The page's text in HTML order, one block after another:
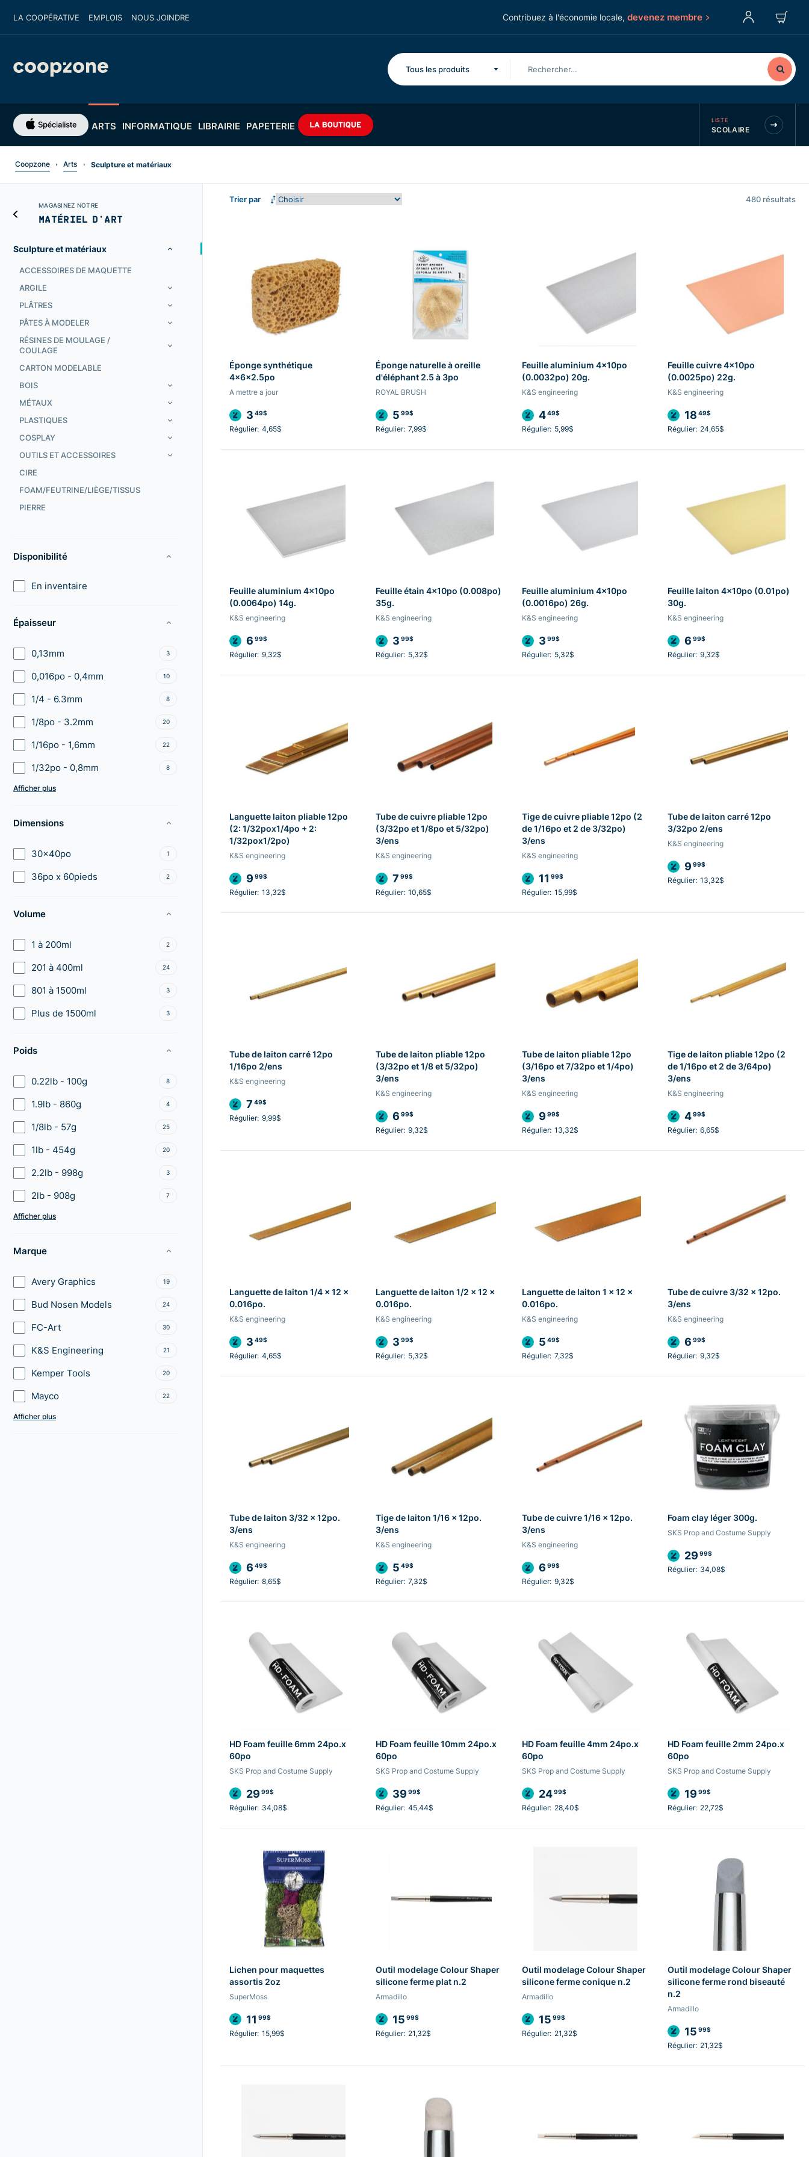
LA COOPÉRATIVE EMPLOIS NOUS JOINDRE Contribuez à l'économie locale, devenez membre
Tous les produits
ARTS INFORMATIQUE LIBRAIRIE PAPETERIE LISTE
SCOLAIRE
Coopzone Arts Sculpture et matériaux
MAGASINEZ NOTRE
MATÉRIEL D'ART
Sculpture et matériaux
ACCESSOIRES DE MAQUETTE
ARGILE
PLÂTRES
PÂTES À MODELER
RÉSINES DE MOULAGE /
COULAGE
CARTON MODELABLE
BOIS
MÉTAUX
PLASTIQUES
COSPLAY
OUTILS ET ACCESSOIRES
CIRE
FOAM/FEUTRINE/LIÈGE/TISSUS
PIERRE
Disponibilité
En inventaire
Épaisseur
0,13mm 3
0,016po - 0,4mm 10
1/4 - 6.3mm 8
1/8po - 3.2mm 20
1/16po - 1,6mm 22
1/32po - 0,8mm 8
Afficher plus
Dimensions
30x40po 1
36po x 60pieds 2
Volume
1 à 200ml 2
201 à 400ml 24
801 à 1500ml 3
Plus de 1500ml 3
Poids
0.22lb - 100g 8
1.9lb - 860g 4
1/8lb - 57g 25
1lb - 454g 20
2.2lb - 998g 3
2lb - 908g 7
Afficher plus
Marque
Avery Graphics 19
Bud Nosen Models 24
FC-Art 30
K&S Engineering 21
Kemper Tools 20
Mayco 22
Afficher plus
Trier par 480 résultats
Éponge synthétique
4x6x2.5po
A mettre a jour
3 49$
Régulier: 4,65$
Éponge naturelle à oreille
d'éléphant 2.5 à 3po
ROYAL BRUSH
5 99$
Régulier: 7,99$
Feuille aluminium 4x10po
(0.0032po) 20g.
K&S engineering
449$
Régulier: 5,99$
Feuille cuivre 4x10po
(0.0025po) 22g.
K&S engineering
18 49$
Régulier: 24,65$
Feuille aluminium 4x10po
(0.0064po) 14g.
K&S engineering
6 99$
Régulier: 9,32$
Feuille étain 4x10po (0.008po)
35g.
K&S engineering
3 99$
Régulier: 5,32$
Feuille aluminium 4x10po
(0.0016po) 26g.
K&S engineering
3 99$
Régulier: 5,32$
Feuille laiton 4x10po (0.01po)
30g.
K&S engineering
6 99$
Régulier: 9,32$
Languette laiton pliable 12po
(2: 1/32pox1/4po + 2:
1/32pox1/2po)
K&S engineering
9 99$
Régulier: 13,32$
Tube de cuivre pliable 12po
(3/32po et 1/8po et 5/32po)
3/ens
K&S engineering
7 99$
Régulier: 10,65$
Tige de cuivre pliable 12po (2
de 1/16po et 2 de 3/32po)
3/ens
K&S engineering
11 99$
Régulier: 15,99$
Tube de laiton carré 12po
3/32po 2/ens
K&S engineering
9 99$
Régulier: 13,32$
Tube de laiton carré 12po
1/16po 2/ens
K&S engineering
7 49$
Régulier: 9,99$
Tube de laiton pliable 12po
(3/32po et 1/8 et 5/32po)
3/ens
K&S engineering
6 99$
Régulier: 9,32$
Tube de laiton pliable 12po
(3/16po et 7/32po et 1/4po)
3/ens
K&S engineering
9 99$
Régulier: 13,32$
Tige de laiton pliable 12po (2
de 1/16po et 2 de 3/64po)
3/ens
K&S engineering
499$
Régulier: 6,65$
Languette de laiton 1/4 x 12 x
0.016po.
K&S engineering
3 49$
Régulier: 4,65$
Languette de laiton 1/2 x 12 x
0.016po.
K&S engineering
3 99$
Régulier: 5,32$
Languette de laiton 1 x 12 x
0.016po.
K&S engineering
5 49$
Régulier: 7,32$
Tube de cuivre 3/32 x 12po.
3/ens
K&S engineering
6 99$
Régulier: 9,32$
Tube de laiton 3/32 x 12po.
3/ens
K&S engineering
6 49$
Régulier: 8,65$
Tige de laiton 1/16 x 12po.
3/ens
K&S engineering
5 49$
Régulier: 7,32$
Tube de cuivre 1/16 x 12po.
3/ens
K&S engineering
6 99$
Régulier: 9,32$
Foam clay léger 300g.
SKS Prop and Costume Supply
29 99$
Régulier: 34,08$
HD Foam feuille 6mm 24po.x
60po
SKS Prop and Costume Supply
29 99$
Régulier: 34,08$
HD Foam feuille 10mm 24po.x
60po
SKS Prop and Costume Supply
39 99$
Régulier: 45,44$
HD Foam feuille 4mm 24po.x
60po
SKS Prop and Costume Supply
2499$
Régulier: 28,40$
HD Foam feuille 2mm 24po.x
60po
SKS Prop and Costume Supply
19 99$
Régulier: 22,72$
Lichen pour maquettes
assortis 2oz
SuperMoss
11 99$
Régulier: 15,99$
Outil modelage Colour Shaper
silicone ferme plat n.2
Armadillo
15 99$
Régulier: 21,32$
Outil modelage Colour Shaper
silicone ferme conique n.2
Armadillo
15 99$
Régulier: 21,32$
Outil modelage Colour Shaper
silicone ferme rond biseauté
n.2
Armadillo
15 99$
Régulier: 21,32$